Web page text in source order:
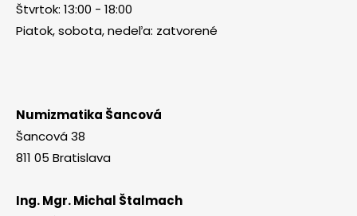
Štvrtok: 13:00 - 18:00
Piatok, sobota, nedeľa: zatvorené
Numizmatika Šancová
Šancová 38
811 05 Bratislava
Ing. Mgr. Michal Štalmach